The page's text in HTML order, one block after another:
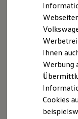
R
Driving
Lifestyle
Golf
ID.
GTI
Der optionalePark
Aussteigen
drängen müssen.
automatische Ein-
zu starten.
Park Assist Plus.
1
Ihnen
Werbung
Cookies